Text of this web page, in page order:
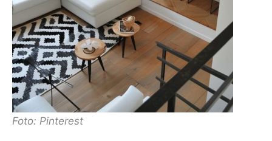
Foto: Pinterest